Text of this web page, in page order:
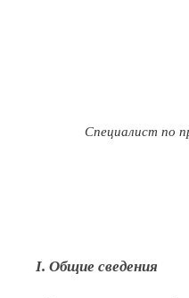
Специалист по
I. Общие сведения